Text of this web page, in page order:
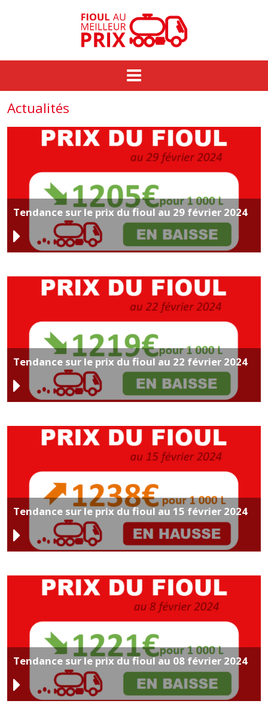
Prix du fioul
Actualités
Tendance sur le prix du fioul au 29 février 2024
Tendance sur le prix du fioul au 22 février 2024
Tendance sur le prix du fioul au 15 février 2024
Tendance sur le prix du fioul au 08 février 2024